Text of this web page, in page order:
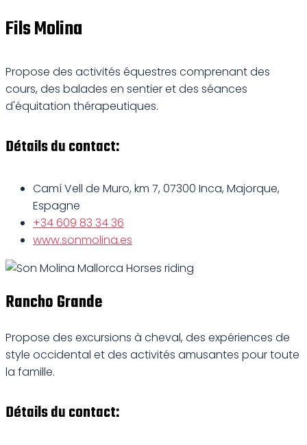
Fils Molina
Propose des activités équestres comprenant des
cours, des balades en sentier et des séances
d'équitation thérapeutiques.
Détails du contact:
Camí Vell de Muro, km 7, 07300 Inca, Majorque,
Espagne
+34 609 83 34 36
www.sonmolina.es
Rancho Grande
Propose des excursions à cheval, des expériences de
style occidental et des activités amusantes pour toute
la famille.
Détails du contact: